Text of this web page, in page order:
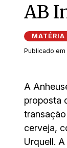
AB
MATÉRIA
Publicado em
A
proposta
cerveja,
Urquell.